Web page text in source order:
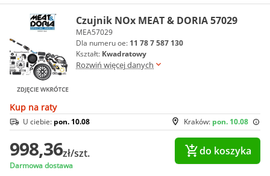
Czujnik NOx MEAT & DORIA 57029
MEA57029
Dla numeru oe: 11 78 7 587 130
Kształt: Kwadratowy
Rozwiń więcej danych
Kup na raty
Kraków: pon. 10.08
U ciebie: pon. 10.08
998,36zł/szt.
Darmowa dostawa
do koszyka